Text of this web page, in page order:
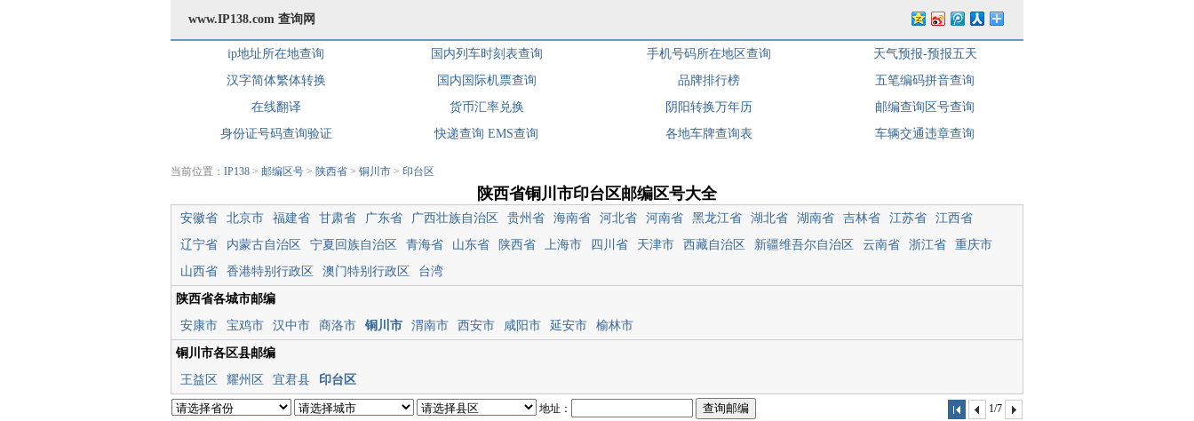
www.IP138.com 查询网
ip地址所在地查询 国内列车时刻表查询 手机号码所在地区查询
天气预报-预报五天
汉字简体繁体转换
国内国际机票查询 品牌排行榜
五笔编码拼音查询
在线翻译
货币汇率兑换 阴阳转换万年历
邮编查询区号查询
身份证号码查询验证
快递查询 EMS查询 各地车牌查询表 车辆交通违章查询
当前位置： IP138 > 邮编区号 > 陕西省 > 铜川市 > 印台区
陕西省铜川市印台区邮编区号大全
安徽省 北京市 福建省 甘肃省 广东省 广西壮族自治区 贵州省 海南省 河北省 河南省 黑龙江省 湖北省 湖南省 吉林省 江苏省
江西省
辽宁省
内蒙古自治区 宁夏回族自治区 青海省 山东省 陕西省 上海市 四川省 天津市 西藏自治区 新疆维吾尔自治区 云南省 浙江省
重庆市
山西省
香港特别行政区 澳门特别行政区 台湾
陕西省各城市邮编
安康市
宝鸡市 汉中市 商洛市 铜川市 渭南市 西安市 咸阳市 延安市 榆林市
铜川市各区县邮编
王益区
耀州区 宜君县 印台区
地址： 1/7